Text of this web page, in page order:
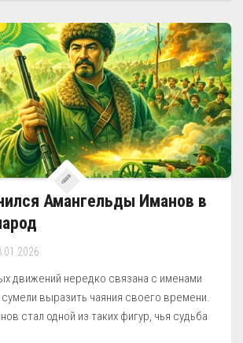
Амангельды Иманов в
движений нередко связана с именами
выразить чаяния своего времени.
стал одной из таких фигур, чья судьба